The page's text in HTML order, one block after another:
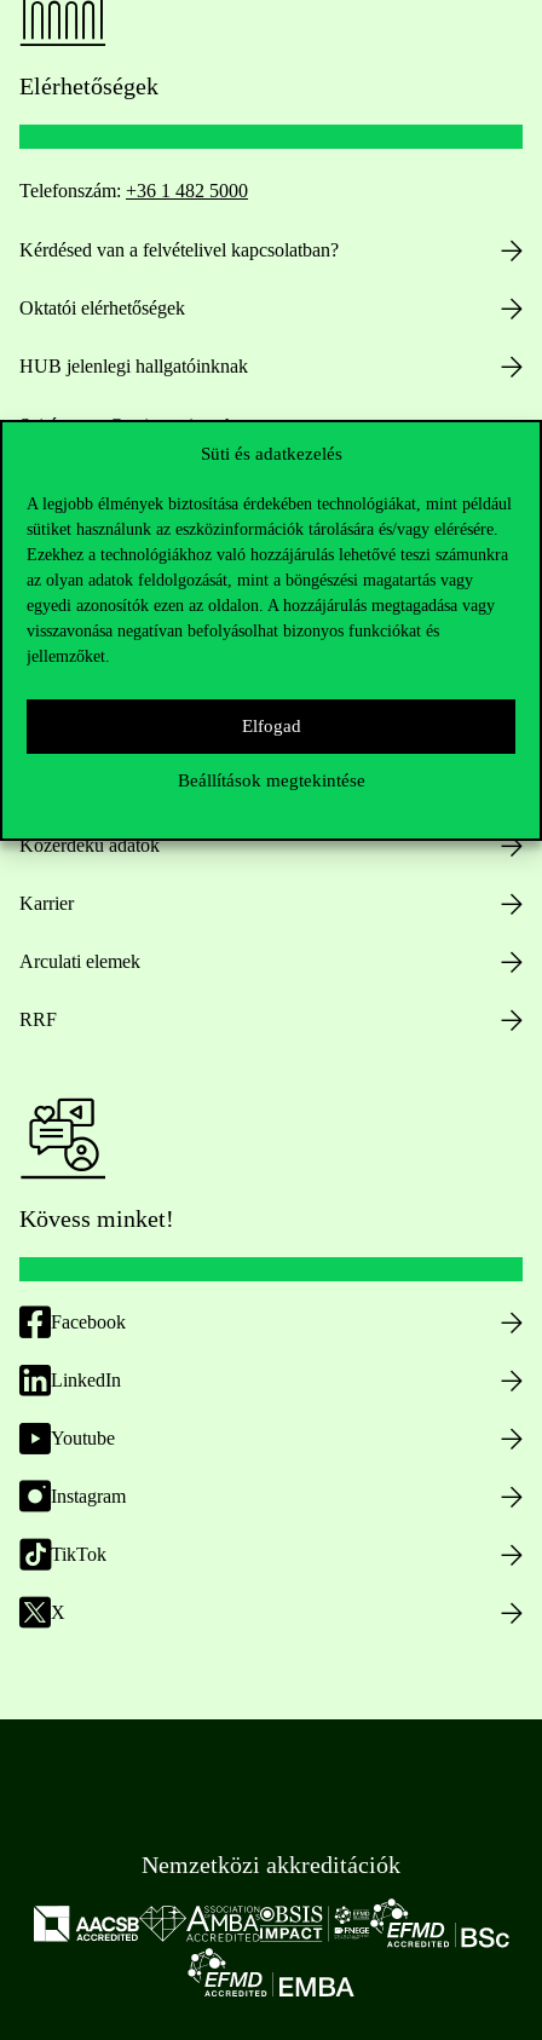
Süti és adatkezelés
A legjobb élmények biztosítása érdekében technológiákat, mint például
sütiket használunk az eszközinformációk tárolására és/vagy elérésére.
Ezekhez a technológiákhoz való hozzájárulás lehetővé teszi számunkra
az olyan adatok feldolgozását, mint a böngészési magatartás vagy
egyedi azonosítók ezen az oldalon. A hozzájárulás megtagadása vagy
visszavonása negatívan befolyásolhat bizonyos funkciókat és
jellemzőket.
Elfogad
Beállítások megtekintése
Elérhetőségek
Telefonszám: +36 1 482 5000
Kérdésed van a felvételivel kapcsolatban?
Oktatói elérhetőségek
HUB jelenlegi hallgatóinknak
Sajtó:press@uni-corvinus.hu
Hasznos linkek
Közérdekű adatok
Karrier
Arculati elemek
RRF
Kövess minket!
Facebook
LinkedIn
Youtube
Instagram
TikTok
X
Nemzetközi akkreditációk